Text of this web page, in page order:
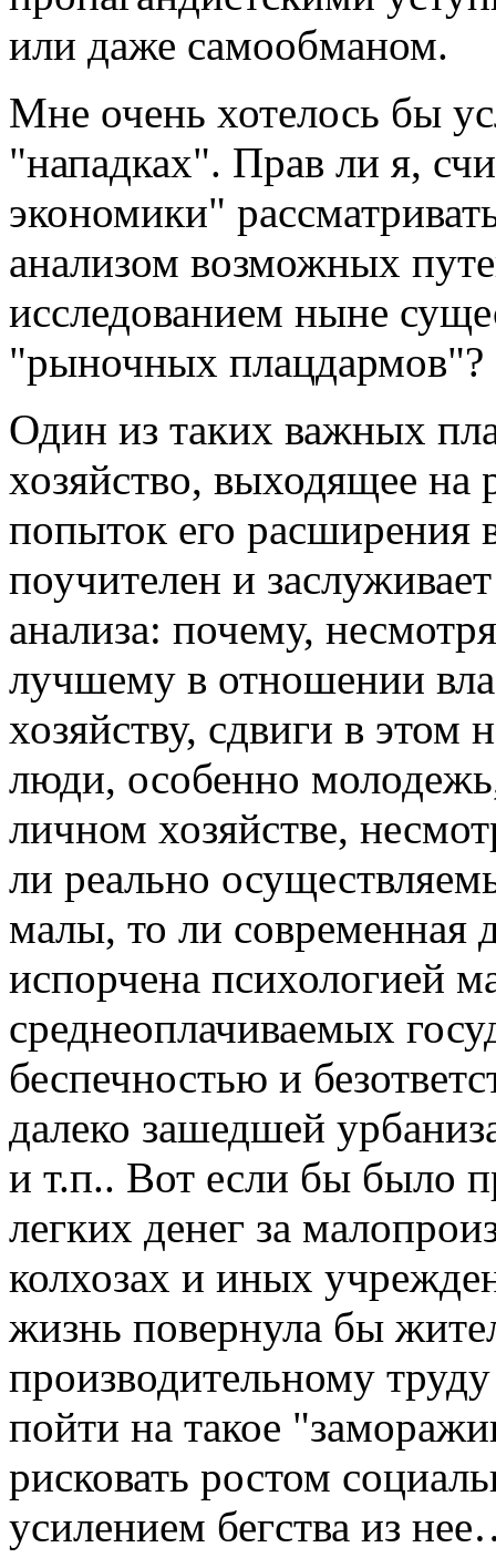
или даже самообманом.
Мне очень хотелось бы
"нападках". Прав ли я,
экономики"
анализом возможных
исследованием ныне
"рыночных плацдармов"?
Один из таких важных
хозяйство, выходящее
попыток его расширения
поучителен и
анализа: почему,
лучшему в отношении
хозяйству, сдвиги в
люди, особенно
личном хозяйстве,
ли реально
малы, то ли современная
испорчена психологией
среднеоплачиваемых
беспечностью и
далеко зашедшей
и т.п.. Вот если бы было
легких денег за
колхозах и иных
жизнь повернула бы
производительному
пойти на такое
рисковать ростом
усилением бегства из